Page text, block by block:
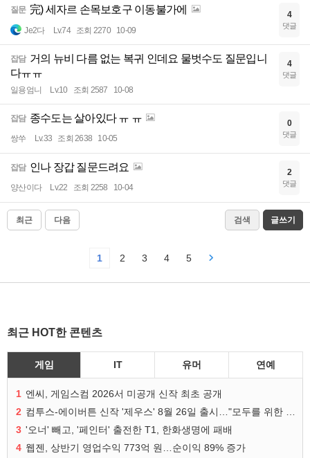
질문 完) 세자르 손목보호구 이동불가에
Je2다 Lv.74 조회 2270 10-09
4
댓글
잡담 거의 뉴비 다름 없는 복귀 인데요 물벗수도 질문입니
다ㅠㅠ
일용엄니 Lv.10 조회 2587 10-08
4
댓글
잡담 종수도는 살아있다 ㅠ ㅠ
쌍쑤 Lv.33 조회 2638 10-05
0
댓글
잡담 인나 장갑 질문드려요
양산이다 Lv.22 조회 2258 10-04
2
댓글
최근 다음 검색 글쓰기
1 2 3 4 5
최근 HOT한 콘텐츠
게임 IT 유머 연예
1 엔씨, 게임스컴 2026서 미공개 신작 최초 공개
2
3 '오너' 빼고, '페인터' 출전한 T1, 한화생명에 패배
4 웹젠, 상반기 영업수익 773억 원…순이익 89% 증가